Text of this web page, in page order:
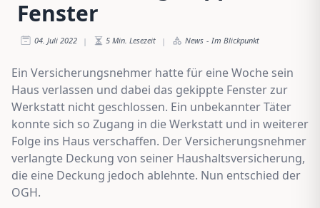
Fenster
04. Juli 2022 | 5 Min. Lesezeit | News - Im Blickpunkt
Ein Versicherungsnehmer hatte für eine Woche sein
Haus verlassen und dabei das gekippte Fenster zur
Werkstatt nicht geschlossen. Ein unbekannter Täter
konnte sich so Zugang in die Werkstatt und in weiterer
Folge ins Haus verschaffen. Der Versicherungsnehmer
verlangte Deckung von seiner Haushaltsversicherung,
die eine Deckung jedoch ablehnte. Nun entschied der
OGH.